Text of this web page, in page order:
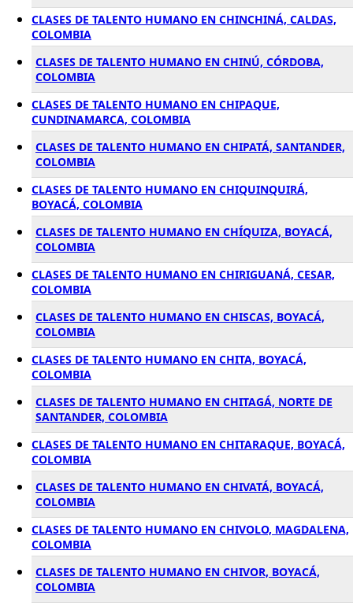
CLASES DE TALENTO HUMANO EN CHINCHINÁ, CALDAS,
COLOMBIA
CLASES DE TALENTO HUMANO EN CHINÚ, CÓRDOBA,
COLOMBIA
CLASES DE TALENTO HUMANO EN CHIPAQUE,
CUNDINAMARCA, COLOMBIA
CLASES DE TALENTO HUMANO EN CHIPATÁ, SANTANDER,
COLOMBIA
CLASES DE TALENTO HUMANO EN CHIQUINQUIRÁ,
BOYACÁ, COLOMBIA
CLASES DE TALENTO HUMANO EN CHÍQUIZA, BOYACÁ,
COLOMBIA
CLASES DE TALENTO HUMANO EN CHIRIGUANÁ, CESAR,
COLOMBIA
CLASES DE TALENTO HUMANO EN CHISCAS, BOYACÁ,
COLOMBIA
CLASES DE TALENTO HUMANO EN CHITA, BOYACÁ,
COLOMBIA
CLASES DE TALENTO HUMANO EN CHITAGÁ, NORTE DE
SANTANDER, COLOMBIA
CLASES DE TALENTO HUMANO EN CHITARAQUE, BOYACÁ,
COLOMBIA
CLASES DE TALENTO HUMANO EN CHIVATÁ, BOYACÁ,
COLOMBIA
CLASES DE TALENTO HUMANO EN CHIVOLO, MAGDALENA,
COLOMBIA
CLASES DE TALENTO HUMANO EN CHIVOR, BOYACÁ,
COLOMBIA